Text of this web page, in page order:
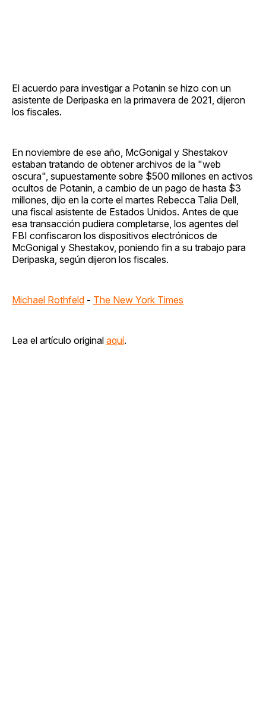
El acuerdo para investigar a Potanin se hizo con un
asistente de Deripaska en la primavera de 2021, dijeron
los fiscales.
En noviembre de ese año, McGonigal y Shestakov
estaban tratando de obtener archivos de la "web
oscura", supuestamente sobre $500 millones en activos
ocultos de Potanin, a cambio de un pago de hasta $3
millones, dijo en la corte el martes Rebecca Talia Dell,
una fiscal asistente de Estados Unidos. Antes de que
esa transacción pudiera completarse, los agentes del
FBI confiscaron los dispositivos electrónicos de
McGonigal y Shestakov, poniendo fin a su trabajo para
Deripaska, según dijeron los fiscales.
Michael Rothfeld - The New York Times
Lea el artículo original aquí.